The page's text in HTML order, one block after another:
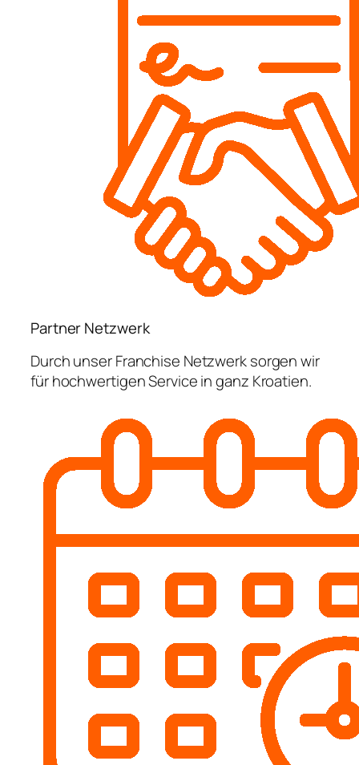
Partner Netzwerk
Durch unser Franchise Netzwerk sorgen wir
für hochwertigen Service in ganz Kroatien.